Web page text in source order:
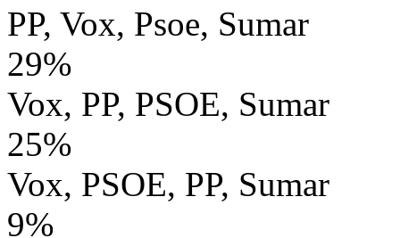
PP, Vox, Psoe, Sumar
29%
Vox, PP, PSOE, Sumar
25%
Vox, PSOE, PP, Sumar
9%